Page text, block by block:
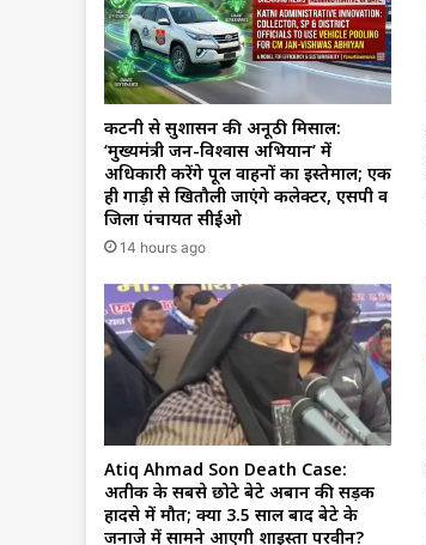
कटनी से सुशासन की अनूठी मिसाल:
‘मुख्यमंत्री जन-विश्वास अभियान’ में
अधिकारी करेंगे पूल वाहनों का इस्तेमाल; एक
ही गाड़ी से खितौली जाएंगे कलेक्टर, एसपी व
जिला पंचायत सीईओ
14 hours ago
Atiq Ahmad Son Death Case:
अतीक के सबसे छोटे बेटे अबान की सड़क
हादसे में मौत; क्या 3.5 साल बाद बेटे के
जनाजे में सामने आएगी शाइस्ता परवीन?